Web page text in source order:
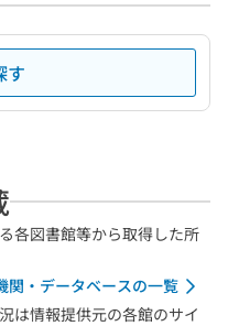
す
各図書館等から取得した所
関・データベースの一覧
は情報提供元の各館のサイ